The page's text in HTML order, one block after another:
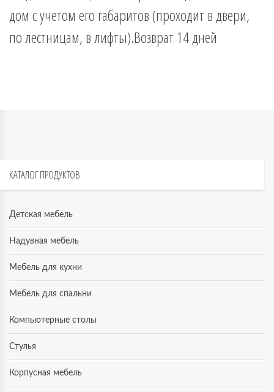
дом с учетом его габаритов (проходит в двери,
по лестницам, в лифты).Возврат 14 дней
КАТАЛОГПРОДУКТОВ
Детская мебель
Надувная мебель
Мебель для кухни
Мебель для спальни
Компьютерные столы
Стулья
Корпусная мебель